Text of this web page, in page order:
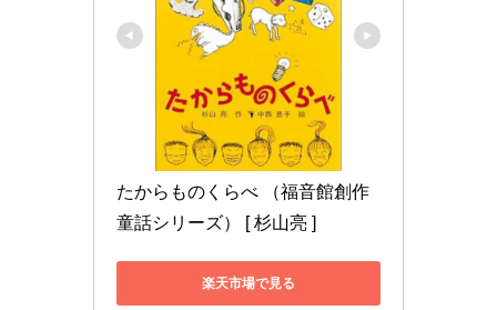
たからものくらべ （福音館創作
童話シリーズ） [ 杉山亮 ]
楽天市場で見る